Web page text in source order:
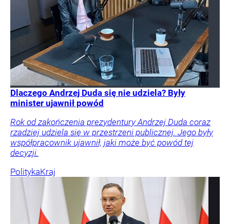
Dlaczego Andrzej Duda się nie udziela? Były
minister ujawnił powód
Rok od zakończenia prezydentury Andrzej Duda coraz
rzadziej udziela się w przestrzeni publicznej. Jego były
współpracownik ujawnił, jaki może być powód tej
decyzji.
PolitykaKraj